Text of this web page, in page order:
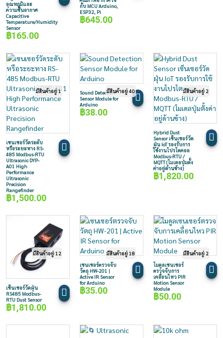
อุณหภูมิและ
ความชื้นอากาศ
Capacitive
Temperature/Humidity
Sensor
฿165.00
กับ MCU Arduino,
ESP32, Pi
฿645.00
เซนเซอร์วัดระดับ
หรือระยะทาง RS-
485 Modbus-RTU
Ultrasonic DYP-
A01 High
Performance
Ultrasonic
Precision
Rangefinder
฿1,500.00
มีสินค้าอยู่ 1
Sound Detection
Sensor Module for
Arduino
฿38.00
มีสินค้าอยู่ 40
Hybrid Dust
Sensor เซ็นเซอร์วัด
ฝุ่น IoT รองรับการ
ใช้งานโปรโตคอล
Modbus-RTU /
MQTT (โมเดลปุ่มตั้ง
ค่าอยู่ด้านข้าง)
฿1,820.00
มีสินค้าอยู่ 2
เซ็นเซอร์วัดฝุ่น
RS485 Modbus-
RTU Dust Sensor
฿1,810.00
มีสินค้าอยู่ 12
เซนเซอร์ตรวจจับ
วัตถุ HW-201 |
Active IR Sensor
for Arduino
฿35.00
มีสินค้าอยู่ 18
โมดูลเซนเซอร์
ตรวจจับการ
เคลื่อนไหว PIR
Motion Sensor
Module
฿50.00
มีสินค้าอยู่ 2